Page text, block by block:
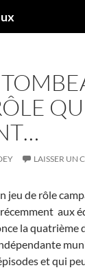
LAISSER UN
jeu de rôle
aux
la quatrième
et qui